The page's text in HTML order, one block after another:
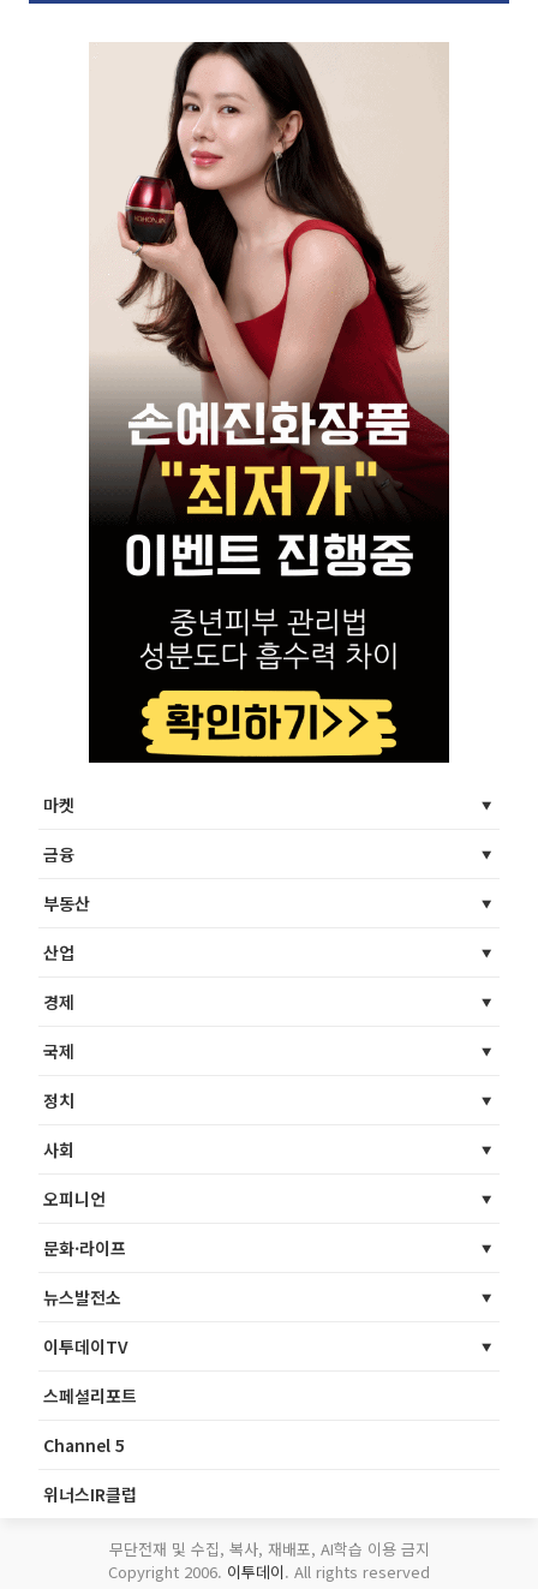
마켓
금융
부동산
산업
경제
국제
정치
사회
오피니언
문화·라이프
뉴스발전소
이투데이TV
스페셜리포트
Channel 5
위너스IR클럽
무단전재 및 수집, 복사, 재배포, AI학습 이용 금지
Copyright 2006. 이투데이. All rights reserved